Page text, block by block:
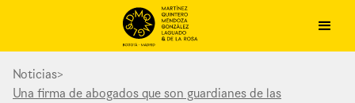
Noticias>
Una firma de abogados que son guardianes de las